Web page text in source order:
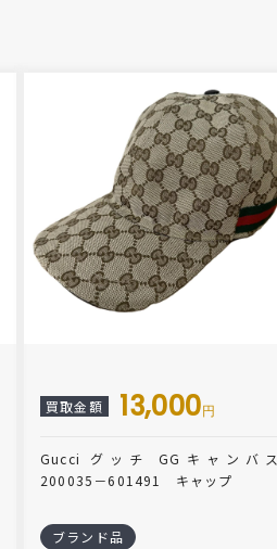
買取金額 13,000円
Gucci グッチ GGキャンバス
200035－601491 キャップ
ブランド品